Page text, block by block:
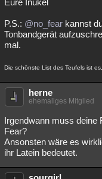
Eure Inukel
P.S.: @no_fear kannst
Tonbandgerät
mal.
Die schönste List des Teufels ist
herne
ehemaliges Mitglied
Irgendwann muss deine
Fear?
Ansonsten wäre es
ihr Latein bedeutet.